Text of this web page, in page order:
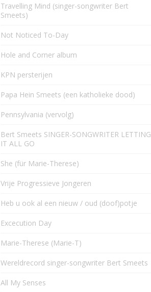
Travelling Mind (singer-songwriter Bert
Smeets)
Not Noticed To-Day
Hole and Corner album
KPN persterijen
Papa Hein Smeets (een katholieke dood)
Pennsylvania (vervolg)
Bert Smeets SINGER-SONGWRITER LETTING
IT ALL GO
She (für Marie-Therese)
Vrije Progressieve Jongeren
Heb u ook al een nieuw / oud (doof)potje
Excecution Day
Marie-Therese (Marie-T)
Wereldrecord singer-songwriter Bert Smeets
All My Senses